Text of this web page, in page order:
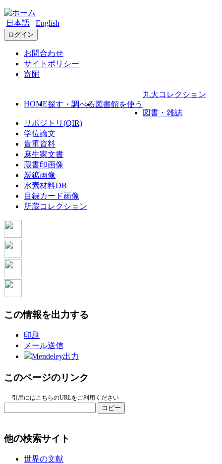
日本語 English
ログイン
お問合わせ
サイトポリシー
寄附
HOME探す・調べる 図書館を使う
九大コレクション
図書・雑誌
リポジトリ(QIR)
学位論文
貴重資料
麻生家文書
蔵書印画像
炭鉱画像
水素材料DB
目録カード画像
所蔵コレクション
この情報を出力する
印刷
メール送信
Mendeley出力
このページのリンク
引用にはこちらのURLをご利用ください
コピー
他の検索サイト
世界の文献